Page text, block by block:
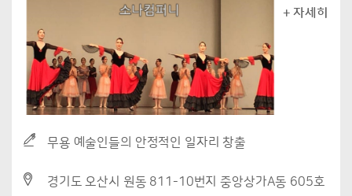
+ 자세히
무용 예술인들의 안정적인 일자리 창출
경기도 오산시 원동 811-10번지 중앙상가A동 605호